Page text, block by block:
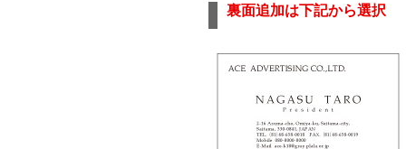
裏面追加は下記から選択